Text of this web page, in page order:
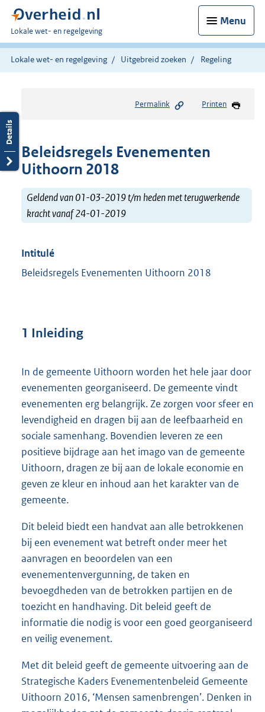
Menu
U
bent
hier:
Lokale wet- en regelgeving
Lokale wet- en regelgeving Uitgebreid zoeken Regeling
Permalink Printen
Beleidsregels Evenementen
Uithoorn 2018
Geldend van 01-03-2019 t/m heden met terugwerkende
kracht vanaf 24-01-2019
Intitulé
Beleidsregels Evenementen Uithoorn 2018
1 Inleiding
In de gemeente Uithoorn worden het hele jaar door
evenementen georganiseerd. De gemeente vindt
evenementen erg belangrijk. Ze zorgen voor sfeer en
levendigheid en dragen bij aan de leefbaarheid en
sociale samenhang. Bovendien leveren ze een
positieve bijdrage aan het imago van de gemeente
Uithoorn, dragen ze bij aan de lokale economie en
geven ze kleur en inhoud aan het karakter van de
gemeente.
Dit beleid biedt een handvat aan alle betrokkenen
bij een evenement wat betreft onder meer het
aanvragen en beoordelen van een
evenementenvergunning, de taken en
bevoegdheden van de betrokken partijen en de
toezicht en handhaving. Dit beleid geeft de
informatie die nodig is voor een goed georganiseerd
en veilig evenement.
Met dit beleid geeft de gemeente uitvoering aan de
Strategische Kaders Evenementenbeleid Gemeente
Uithoorn 2016, ‘Mensen samenbrengen’. Denken in